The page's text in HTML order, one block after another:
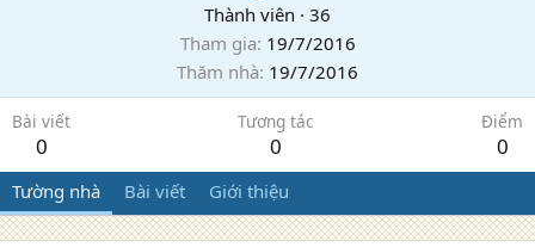
Thành viên · 36
Tham gia 19/7/2016
Thăm nhà 19/7/2016
Bài viết
0
Tương tác
0
Điểm
0
Tường nhà Bài viết Giới thiệu